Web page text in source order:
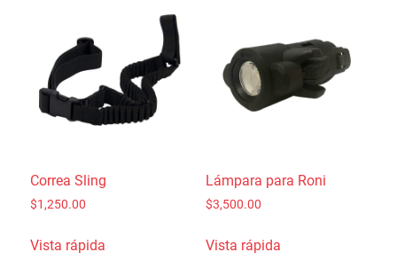
Correa Sling
$1,250.00
Vista rápida
Lámpara para Roni
$3,500.00
Vista rápida